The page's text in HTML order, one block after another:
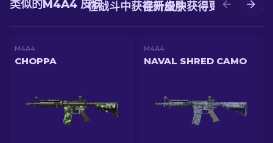
在升级中获得更好的皮肤
在战斗中获得新皮肤
类似的M4A4 皮肤
M4A4
CHOPPA
M4A4
NAVAL SHRED CAMO